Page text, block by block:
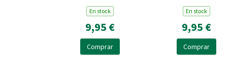
En stock
9,95 €
Comprar
En stock
9,95 €
Comprar